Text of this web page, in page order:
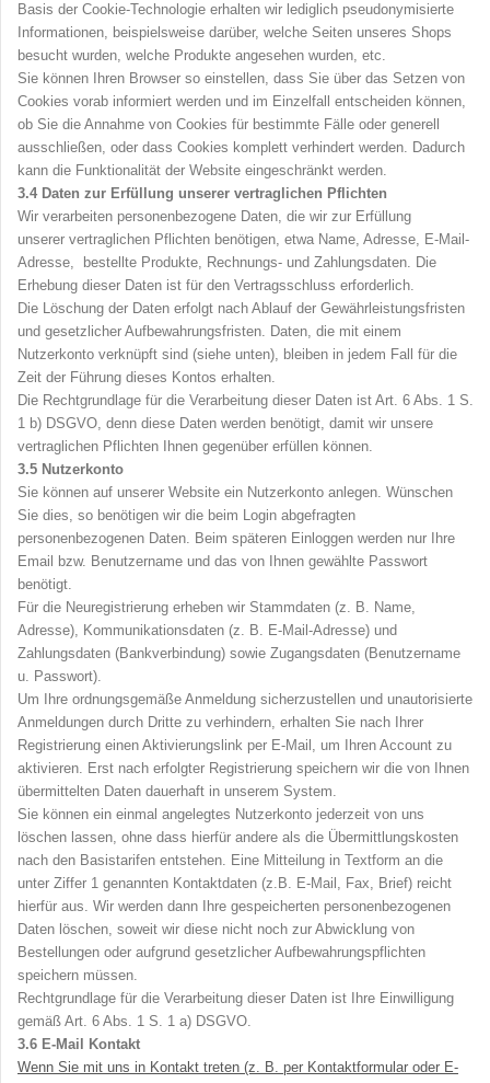
Basis der Cookie-Technologie erhalten wir lediglich pseudonymisierte
Informationen, beispielsweise darüber, welche Seiten unseres Shops
besucht wurden, welche Produkte angesehen wurden, etc.
Sie können Ihren Browser so einstellen, dass Sie über das Setzen von
Cookies vorab informiert werden und im Einzelfall entscheiden können,
ob Sie die Annahme von Cookies für bestimmte Fälle oder generell
ausschließen, oder dass Cookies komplett verhindert werden. Dadurch
kann die Funktionalität der Website eingeschränkt werden.
3.4 Daten zur Erfüllung unserer vertraglichen Pflichten
Wir verarbeiten personenbezogene Daten, die wir zur Erfüllung
unserer vertraglichen Pflichten benötigen, etwa Name, Adresse, E-Mail-
Adresse, bestellte Produkte, Rechnungs- und Zahlungsdaten. Die
Erhebung dieser Daten ist für den Vertragsschluss erforderlich.
Die Löschung der Daten erfolgt nach Ablauf der Gewährleistungsfristen
und gesetzlicher Aufbewahrungsfristen. Daten, die mit einem
Nutzerkonto verknüpft sind (siehe unten), bleiben in jedem Fall für die
Zeit der Führung dieses Kontos erhalten.
Die Rechtgrundlage für die Verarbeitung dieser Daten ist Art. 6 Abs. 1 S.
1 b) DSGVO, denn diese Daten werden benötigt, damit wir unsere
vertraglichen Pflichten Ihnen gegenüber erfüllen können.
3.5 Nutzerkonto
Sie können auf unserer Website ein Nutzerkonto anlegen. Wünschen
Sie dies, so benötigen wir die beim Login abgefragten
personenbezogenen Daten. Beim späteren Einloggen werden nur Ihre
Email bzw. Benutzername und das von Ihnen gewählte Passwort
benötigt.
Für die Neuregistrierung erheben wir Stammdaten (z. B. Name,
Adresse), Kommunikationsdaten (z. B. E-Mail-Adresse) und
Zahlungsdaten (Bankverbindung) sowie Zugangsdaten (Benutzername
u. Passwort).
Um Ihre ordnungsgemäße Anmeldung sicherzustellen und unautorisierte
Anmeldungen durch Dritte zu verhindern, erhalten Sie nach Ihrer
Registrierung einen Aktivierungslink per E-Mail, um Ihren Account zu
aktivieren. Erst nach erfolgter Registrierung speichern wir die von Ihnen
übermittelten Daten dauerhaft in unserem System.
Sie können ein einmal angelegtes Nutzerkonto jederzeit von uns
löschen lassen, ohne dass hierfür andere als die Übermittlungskosten
nach den Basistarifen entstehen. Eine Mitteilung in Textform an die
unter Ziffer 1 genannten Kontaktdaten (z.B. E-Mail, Fax, Brief) reicht
hierfür aus. Wir werden dann Ihre gespeicherten personenbezogenen
Daten löschen, soweit wir diese nicht noch zur Abwicklung von
Bestellungen oder aufgrund gesetzlicher Aufbewahrungspflichten
speichern müssen.
Rechtgrundlage für die Verarbeitung dieser Daten ist Ihre Einwilligung
gemäß Art. 6 Abs. 1 S. 1 a) DSGVO.
3.6 E-Mail Kontakt
Wenn Sie mit uns in Kontakt treten (z. B. per Kontaktformular oder E-